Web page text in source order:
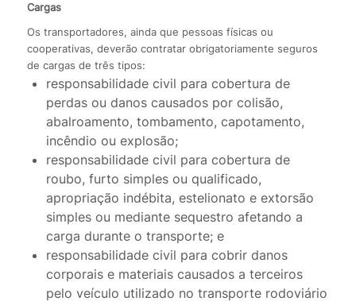
Cargas
Os transportadores, ainda que pessoas físicas ou
cooperativas, deverão contratar obrigatoriamente seguros
de cargas de três tipos:
responsabilidade civil para cobertura de
perdas ou danos causados por colisão,
abalroamento, tombamento, capotamento,
incêndio ou explosão;
responsabilidade civil para cobertura de
roubo, furto simples ou qualificado,
apropriação indébita, estelionato e extorsão
simples ou mediante sequestro afetando a
carga durante o transporte; e
responsabilidade civil para cobrir danos
corporais e materiais causados a terceiros
pelo veículo utilizado no transporte rodoviário